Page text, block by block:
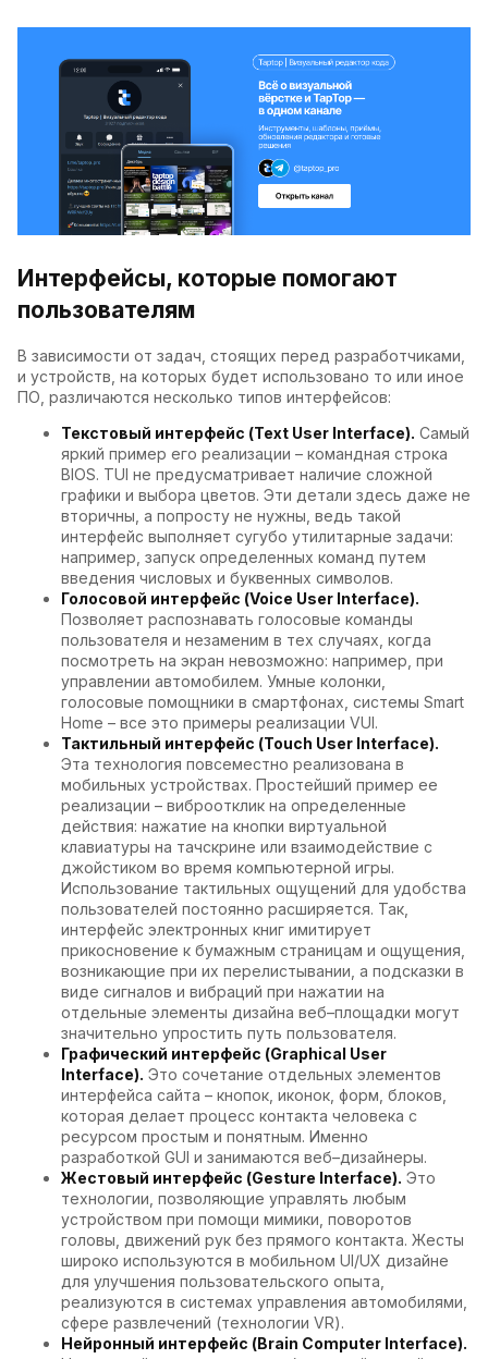
Интерфейсы, которые помогают
пользователям
В зависимости от задач, стоящих перед разработчиками,
и устройств, на которых будет использовано то или иное
ПО, различаются несколько типов интерфейсов:
Текстовый интерфейс (Text User Interface). Самый
яркий пример его реализации – командная строка
BIOS. TUI не предусматривает наличие сложной
графики и выбора цветов. Эти детали здесь даже не
вторичны, а попросту не нужны, ведь такой
интерфейс выполняет сугубо утилитарные задачи:
например, запуск определенных команд путем
введения числовых и буквенных символов.
Голосовой интерфейс (Voice User Interface).
Позволяет распознавать голосовые команды
пользователя и незаменим в тех случаях, когда
посмотреть на экран невозможно: например, при
управлении автомобилем. Умные колонки,
голосовые помощники в смартфонах, системы Smart
Home – все это примеры реализации VUI.
Тактильный интерфейс (Touch User Interface).
Эта технология повсеместно реализована в
мобильных устройствах. Простейший пример ее
реализации – виброотклик на определенные
действия: нажатие на кнопки виртуальной
клавиатуры на тачскрине или взаимодействие с
джойстиком во время компьютерной игры.
Использование тактильных ощущений для удобства
пользователей постоянно расширяется. Так,
интерфейс электронных книг имитирует
прикосновение к бумажным страницам и ощущения,
возникающие при их перелистывании, а подсказки в
виде сигналов и вибраций при нажатии на
отдельные элементы дизайна веб–площадки могут
значительно упростить путь пользователя.
Графический интерфейс (Graphical User
Interface). Это сочетание отдельных элементов
интерфейса сайта – кнопок, иконок, форм, блоков,
которая делает процесс контакта человека с
ресурсом простым и понятным. Именно
разработкой GUI и занимаются веб–дизайнеры.
Жестовый интерфейс (Gesture Interface). Это
технологии, позволяющие управлять любым
устройством при помощи мимики, поворотов
головы, движений рук без прямого контакта. Жесты
широко используются в мобильном UI/UX дизайне
для улучшения пользовательского опыта,
реализуются в системах управления автомобилями,
сфере развлечений (технологии VR).
Нейронный интерфейс (Brain Computer Interface).